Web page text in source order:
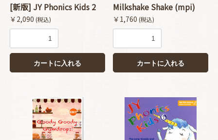
[新版] JY Phonics Kids 2
￥2,090 (税込)
カートに入れる
Milkshake Shake (mpi)
￥1,760 (税込)
カートに入れる